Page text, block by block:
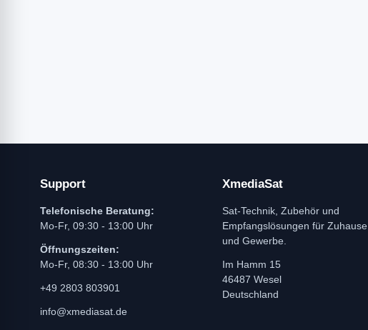
Support
Telefonische Beratung:
Mo-Fr, 09:30 - 13:00 Uhr
Öffnungszeiten:
Mo-Fr, 08:30 - 13:00 Uhr
+49 2803 803901
info@xmediasat.de
XmediaSat
Sat-Technik, Zubehör und
Empfangslösungen für Zuhause
und Gewerbe.
Im Hamm 15
46487 Wesel
Deutschland